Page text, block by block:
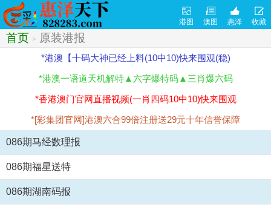
港图 澳图 惠泽 收藏
首页 > 原装港报
*港澳【十码大神已经上料(10中10)快来围观(稳)
*港澳一语道天机解特▲六字爆特码▲三肖爆六码
*香港澳门官网直播视频(一肖四码10中10)快来围观
*[彩集团官网]港澳六合99倍注册送29元十年信誉保障
086期马经数理报
086期福星送特
086期湖南码报